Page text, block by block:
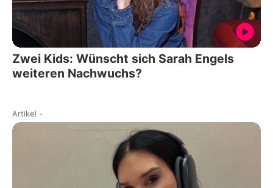
Zwei Kids: Wünscht sich Sarah Engels
weiteren Nachwuchs?
Artikel -